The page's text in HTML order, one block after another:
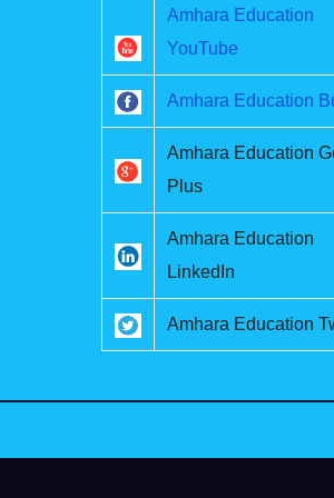
Amhara Education
YouTube
Amhara Education
Amhara Education
Plus
Amhara Education
LinkedIn
Amhara Education